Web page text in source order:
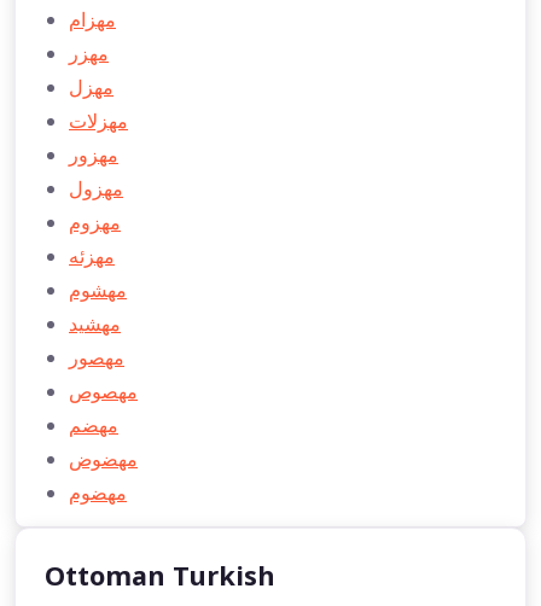
مهزام
مهزر
مهزل
مهزلات
مهزور
مهزول
مهزوم
مهزئه
مهشوم
مهشيد
مهصور
مهصوص
مهضم
مهضوض
مهضوم
Ottoman Turkish